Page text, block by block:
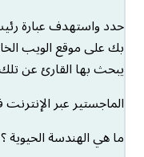
حدد واستهدف عبارة
بك على موقع الويب
يبحث بها القارئ عن
الماجستير عبر
ما هي الهندسة الحيوية ؟